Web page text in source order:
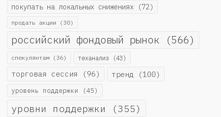
покупать на локальных снижениях (72)
продать акции (30)
российский фондовый рынок (566)
спекулянтам (36) теханализ (43)
торговая сессия (96) тренд (100)
уровень поддержки (45)
уровни поддержки (355)